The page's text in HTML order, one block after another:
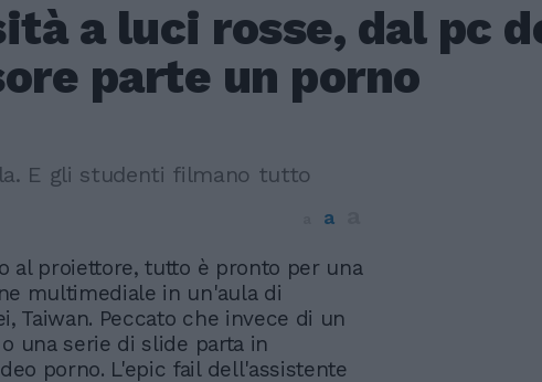
a luci rosse, dal pc
parte un porno
E gli studenti filmano tutto
a
al proiettore, tutto è pronto per una
multimediale in un'aula di
Taiwan. Peccato che invece di un
una serie di slide parta in
porno. L'epic fail dell'assistente